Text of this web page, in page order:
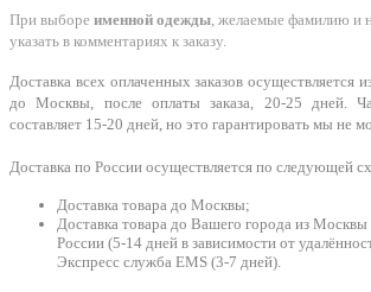
При выборе именной одежды, желаемые фамилию и
указать в комментариях к заказу.
Доставка всех оплаченных заказов
до Москвы, после оплаты заказа, 20-25 дней.
составляет 15-20 дней, но это гарантировать мы не
Доставка по России осуществляется по следующей
Доставка товара до Москвы;
Доставка товара до Вашего города из
России (5-14 дней в зависимости от
Экспресс служба EMS (3-7 дней).